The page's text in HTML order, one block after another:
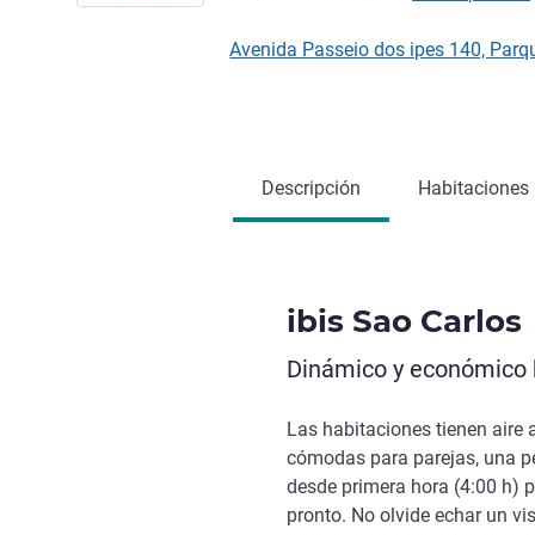
Avenida Passeio dos ipes 140,
Descripción Habitaciones
ibis Sao Carlos
Dinámico y
Las habitaciones tienen aire
cómodas para parejas, una
desde primera hora (4:00 h)
pronto. No olvide echar un